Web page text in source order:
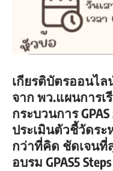
เกียรติบัตรออนไ
จาก พว.แผนการเ
กระบวนการ
ประเมินตัวชี้วัดระ
กว่าที่คิด ชัดเจนที่
อบรม GPAS5 Steps